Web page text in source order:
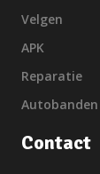
Velgen
APK
Reparatie
Autobanden
Contact